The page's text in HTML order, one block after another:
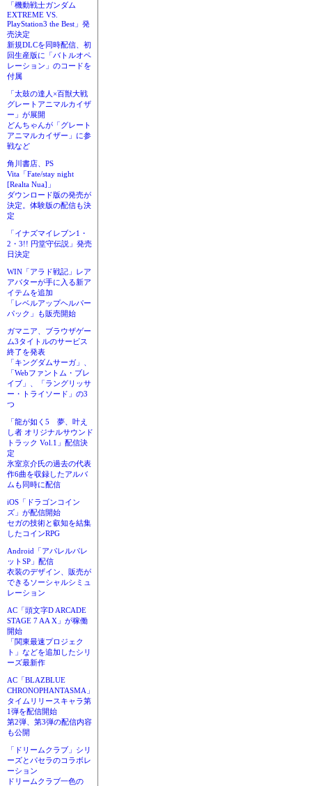
「機動戦士ガンダム
EXTREME VS.
PlayStation3 the Best」発
売決定
新規DLCを同時配信、初
回生産版に「バトルオペ
レーション」のコードを
付属
「太鼓の達人×百獣大戦
グレートアニマルカイザ
ー」が展開
どんちゃんが「グレート
アニマルカイザー」に参
戦など
角川書店、PS
Vita「Fate/stay night
[Realta Nua]」
ダウンロード版の発売が
決定。体験版の配信も決
定
「イナズマイレブン1・
2・3!! 円堂守伝説」発売
日決定
WIN「アラド戦記」レア
アバターが手に入る新ア
イテムを追加
「レベルアップヘルパー
パック」も販売開始
ガマニア、ブラウザゲー
ム3タイトルのサービス
終了を発表
「キングダムサーガ」、
「Webファントム・ブレ
イブ」、「ラングリッサ
ー・トライソード」の3
つ
「龍が如く5 夢、叶え
し者 オリジナルサウンド
トラック Vol.1」配信決
定
氷室京介氏の過去の代表
作6曲を収録したアルバ
ムも同時に配信
iOS「ドラゴンコイン
ズ」が配信開始
セガの技術と叡知を結集
したコインRPG
Android「アパレルパレ
ットSP」配信
衣装のデザイン、販売が
できるソーシャルシミュ
レーション
AC「頭文字D ARCADE
STAGE 7 AA X」が稼働
開始
「関東最速プロジェク
ト」などを追加したシリ
ーズ最新作
AC「BLAZBLUE
CHRONOPHANTASMA」
タイムリリースキャラ第
1弾を配信開始
第2弾、第3弾の配信内容
も公開
「ドリームクラブ」シリ
ーズとパセラのコラボレ
ーション
ドリームクラブ一色の